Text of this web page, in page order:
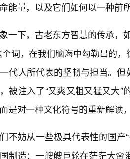
能量，以及它们如何以一种前
一下，古老东方智慧的传承，
个词，在我们脑海中勾勒出的
代人所代表的坚韧与担当。
被注入了“又爽又粗又猛又大
是对一种文化符号的重新解读
不妨从一些极具代表性的国产
制造：一艘艘巨轮在茫茫大